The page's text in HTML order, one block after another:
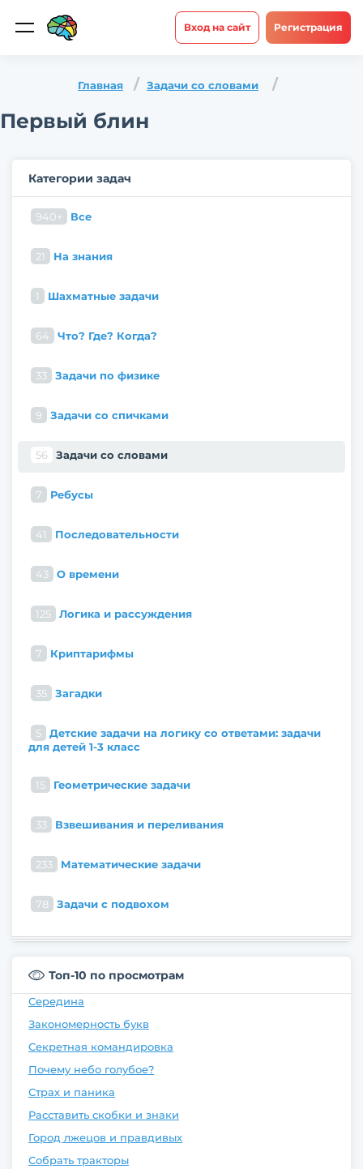
Вход на сайт Регистрация
Главная Задачи со словами
Первый блин
Категории задач
940+ Все
21 На знания
1 Шахматные задачи
64 Что? Где? Когда?
33 Задачи по физике
9 Задачи со спичками
56 Задачи со словами
7 Ребусы
41 Последовательности
43 О времени
125 Логика и рассуждения
7 Криптарифмы
35 Загадки
5
Детские задачи на логику со ответами: задачи
для детей 1-3 класс
15 Геометрические задачи
33 Взвешивания и переливания
233 Математические задачи
78 Задачи с подвохом
Топ-10 по просмотрам
Середина
Закономерность букв
Секретная командировка
Почему небо голубое?
Страх и паника
Расставить скобки и знаки
Город лжецов и правдивых
Собрать тракторы